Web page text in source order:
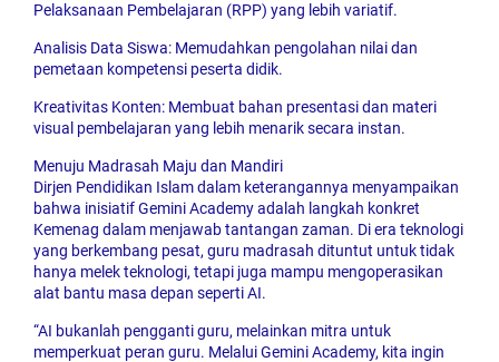
Pelaksanaan Pembelajaran (RPP) yang lebih variatif.
Analisis Data Siswa: Memudahkan pengolahan nilai dan
pemetaan kompetensi peserta didik.
Kreativitas Konten: Membuat bahan presentasi dan materi
visual pembelajaran yang lebih menarik secara instan.
Menuju Madrasah Maju dan Mandiri
Dirjen Pendidikan Islam dalam keterangannya menyampaikan
bahwa inisiatif Gemini Academy adalah langkah konkret
Kemenag dalam menjawab tantangan zaman. Di era teknologi
yang berkembang pesat, guru madrasah dituntut untuk tidak
hanya melek teknologi, tetapi juga mampu mengoperasikan
alat bantu masa depan seperti AI.
“AI bukanlah pengganti guru, melainkan mitra untuk
memperkuat peran guru. Melalui Gemini Academy, kita ingin